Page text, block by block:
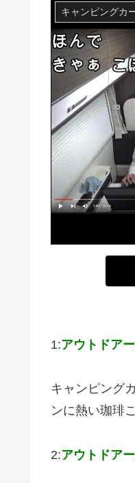
キャンピングカ
1:アウトドア
キャンピング
ンに熱い珈琲
2:アウトドア